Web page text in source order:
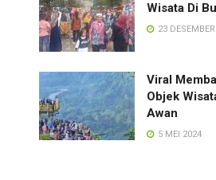
Wisata Di
23
Viral
Objek
Awan
5 MEI 2024